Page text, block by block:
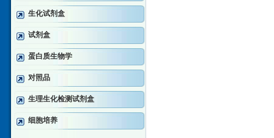
生化试剂盒
试剂盒
蛋白质生物学
对照品
生理生化检测试剂盒
细胞培养